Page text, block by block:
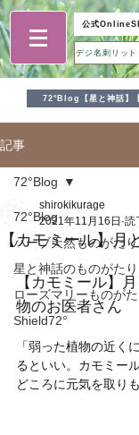
公式
デジ名刺リット
72°Blog【星と神話】
記事
72°Blog
ハーブ天然ものがたり
星と神話のものがたり
ローズマリーものがた
Shield72°
72°Blog
【カモミール】月
shirokikurage
2021年11月16日 読
【カモミール】
物のお医者さん
「弱った植物の近く
るといい。カモミー
どころに元気を取り